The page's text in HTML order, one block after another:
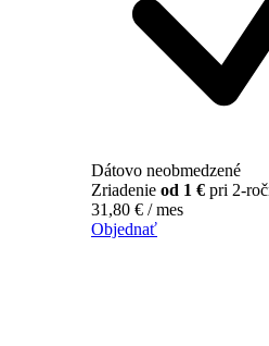
Dátovo neobmedzené
Zriadenie od 1 € pri 2-
31,80 € / mes
Objednať